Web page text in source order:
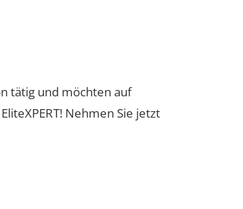
tätig und möchten auf
Nehmen Sie jetzt